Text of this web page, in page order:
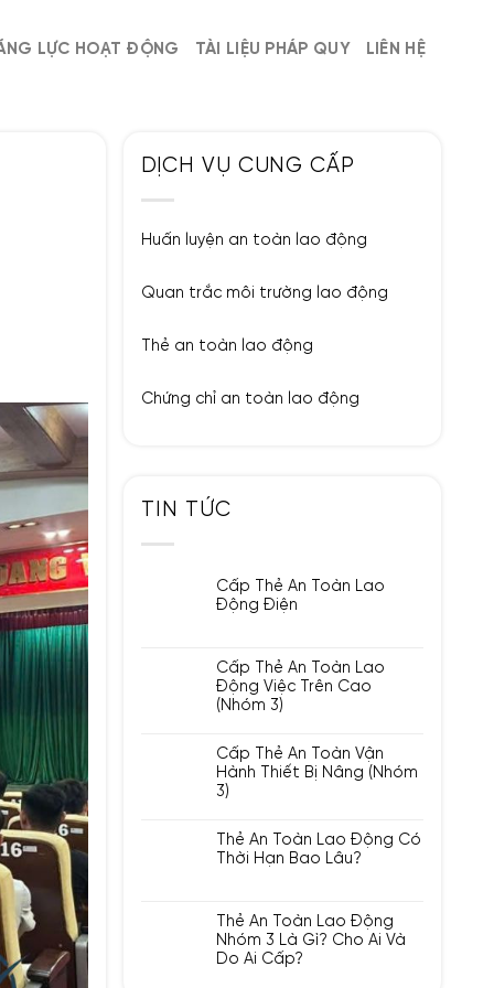
LỰC HOẠT ĐỘNG TÀI LIỆU PHÁP QUY LIÊN HỆ
DỊCH VỤ CUNG CẤP
Huấn luyện an toàn lao động
Quan trắc môi trường lao động
Thẻ an toàn lao động
Chứng chỉ an toàn lao động
TIN TỨC
Cấp Thẻ An Toàn Lao
Động Điện
Cấp Thẻ An Toàn Lao
Động Việc Trên Cao
(Nhóm 3)
Cấp Thẻ An Toàn Vận
Hành Thiết Bị Nâng (Nhóm
3)
Thẻ An Toàn Lao Động Có
Thời Hạn Bao Lâu?
Thẻ An Toàn Lao Động
Nhóm 3 Là Gì? Cho Ai Và
Do Ai Cấp?